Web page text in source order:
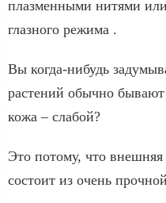
плазменными нитями
глазного режима .
Вы когда-нибудь
растений обычно
кожа – слабой?
Это потому, что внешняя
состоит из очень